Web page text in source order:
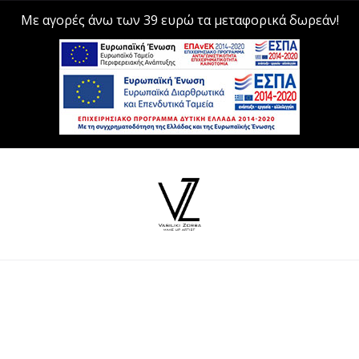
Με αγορές άνω των 39 ευρώ τα μεταφορικά δωρεάν!